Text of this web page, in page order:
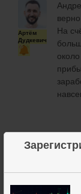
Артём
Дудкевич
На
Артём
Нет,